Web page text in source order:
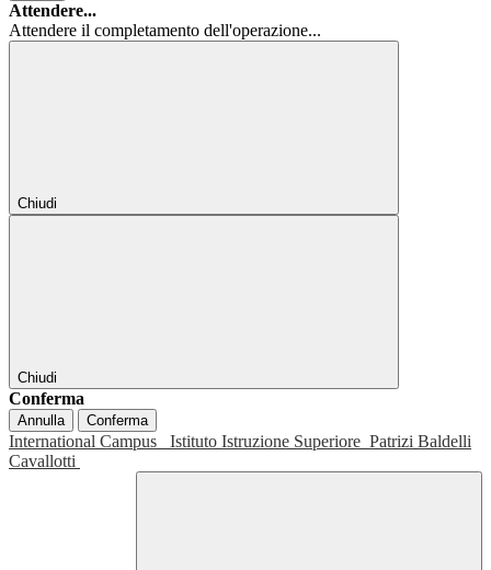
Attendere...
Attendere il completamento dell'operazione...
Chiudi
Chiudi
Conferma
Annulla Conferma
International Campus Istituto Istruzione Superiore Patrizi Baldelli
Cavallotti